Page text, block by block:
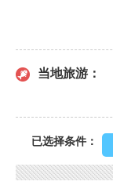
当地旅游：
已选择条件：